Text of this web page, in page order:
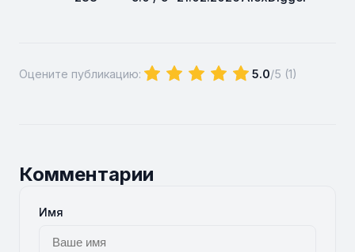
Оцените публикацию: 5.0/5 (1)
Комментарии
Имя